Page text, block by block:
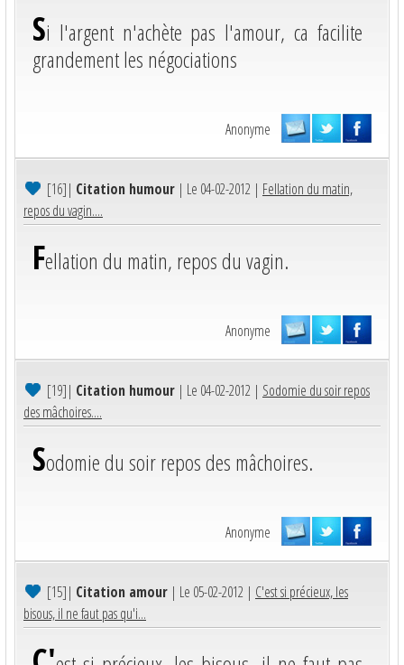
Si l'argent n'achète pas l'amour, ca facilite
grandement les négociations
Anonyme
[16]| Citation humour | Le 04-02-2012 | Fellation du matin,
repos du vagin....
Fellation du matin, repos du vagin.
Anonyme
[19]| Citation humour | Le 04-02-2012 | Sodomie du soir repos
des mâchoires....
Sodomie du soir repos des mâchoires.
Anonyme
[15]| Citation amour | Le 05-02-2012 | C'est si précieux, les
bisous, il ne faut pas qu'i...